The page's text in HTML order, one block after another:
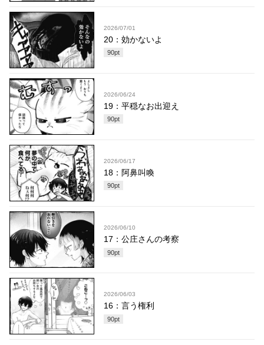
2026/07/01
20：効かないよ
90pt
2026/06/24
19：平穏なお出迎え
90pt
2026/06/17
18：阿鼻叫喚
90pt
2026/06/10
17：公庄さんの考察
90pt
2026/06/03
16：言う権利
90pt